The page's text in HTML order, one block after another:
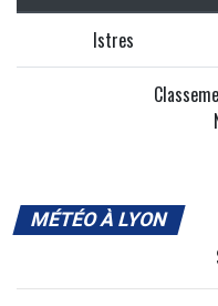
Istres
MÉTÉO À LYON